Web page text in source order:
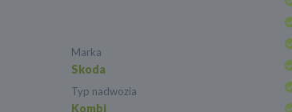
Marka
Skoda
Typ nadwozia
Kombi